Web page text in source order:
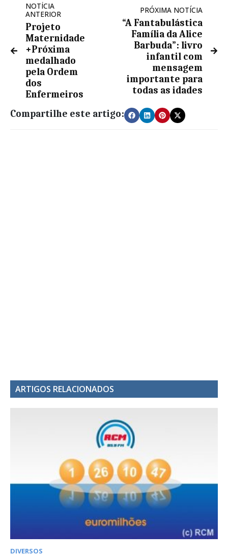
NOTÍCIA
ANTERIOR
Projeto
Maternidade
+Próxima
medalhado
pela Ordem
dos
Enfermeiros
PRÓXIMA NOTÍCIA
“A Fantabulástica
Família da Alice
Barbuda”: livro
infantil com
mensagem
importante para
todas as idades
Compartilhe este artigo:
ARTIGOS RELACIONADOS
DIVERSOS